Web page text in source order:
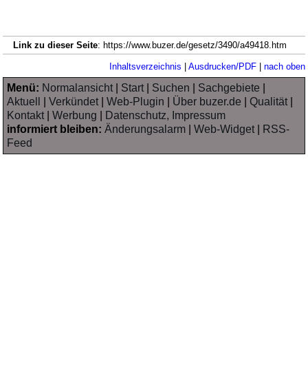
Link zu dieser Seite: https://www.buzer.de/gesetz/3490/a49418.htm
Inhaltsverzeichnis | Ausdrucken/PDF| nach oben
Menü: Normalansicht| Start| Suchen Sachgebiete
Aktuell
|Verkündet|Web-Plugin Über buzer.de |Qualität|
Kontakt|Werbung
Datenschutz, Impressum
informiert bleiben: Änderungsalarm |Web-Widget|
RSS-
Feed